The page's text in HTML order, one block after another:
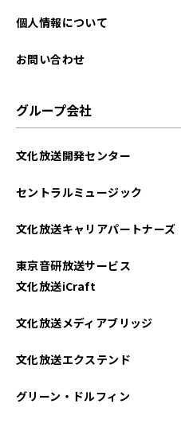
2025年08月
2025年05月
2024年08月
2024年06月
2024年05月
個人情報について
お問い合わせ
グループ会社
文化放送開発センター
セントラルミュージック
文化放送キャリアパートナーズ
東京音研放送サービス
文化放送iCraft
文化放送メディアブリッジ
文化放送エクステンド
グリーン・ドルフィン